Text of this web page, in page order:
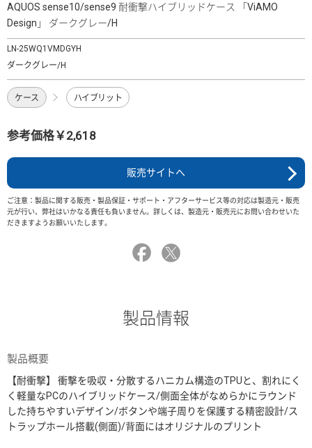
AQUOS sense10/sense9 耐衝撃ハイブリッドケース 「ViAMO
Design」 ダークグレー/H
LN-25WQ1VMDGYH
ダークグレー/H
ケース ハイブリット
参考価格￥2,618
販売サイトへ
ご注意：製品に関する販売・製品保証・サポート・アフターサービス等の対応は製造元・販売
元が行い、弊社はいかなる責任も負いません。詳しくは、製造元・販売元にお問い合わせいた
だきますようお願いいたします。
製品情報
製品概要
【耐衝撃】 衝撃を吸収・分散するハニカム構造のTPUと、割れにく
く軽量なPCのハイブリッドケース/側面全体がなめらかにラウンド
した持ちやすいデザイン/ボタンや端子周りを保護する精密設計/ス
トラップホール搭載(側面)/背面にはオリジナルのプリント